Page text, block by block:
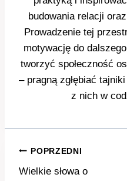
budowania relacji
Prowadzenie tej
motywację do
tworzyć społeczność
– pragną zgłębiać
z nich w
Nawigacja
wpisu
POPRZEDNI
Wielkie słowa o